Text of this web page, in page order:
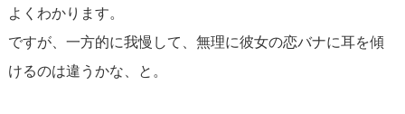
よくわかります。
ですが、一方的に我慢して、無理に彼女の恋バナに耳を傾
けるのは違うかな、と。